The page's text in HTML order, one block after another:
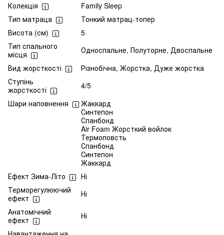
Колекція
Family Sleep
Тип матраца
Тонкий матрац-топер
Висота (см)
5
Тип спального
місця
Односпальне, Полуторне, Двоспальне
Вид жорсткості
Різнобічна, Жорстка, Дуже жорстка
Ступінь
жорсткості
4/5
Шари наповнення
Жаккард
Синтепон
Спанбонд
Air Foam Жорсткий войлок
Термоповсть
Спанбонд
Синтепон
Жаккард
Ефект Зима-Літо
Ні
Терморегулюючий
ефект
Ні
Анатомічний
ефект
Ні